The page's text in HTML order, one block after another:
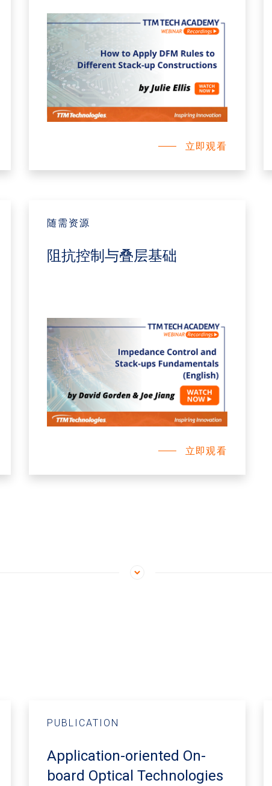
立即观看
随需资源
阻抗控制与叠层基础
立即观看
PUBLICATION
Application-oriented On-
board Optical Technologies